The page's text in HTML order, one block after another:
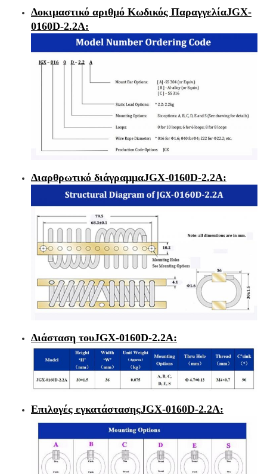
Δοκιμαστικό αριθμό Κωδικός ΠαραγγελίαJGX-
0160D-2.2Α:
Διαρθρωτικό διάγραμμαJGX-0160D-2.2Α:
Διάσταση τουJGX-0160D-2.2Α:
Επιλογές εγκατάστασηςJGX-0160D-2.2Α: